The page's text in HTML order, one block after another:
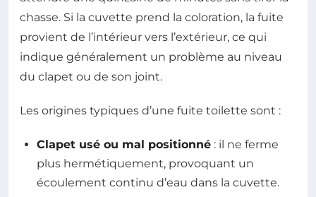
chasse. Si la cuvette prend la coloration, la fuite
provient de l’intérieur vers l’extérieur, ce qui
indique généralement un problème au niveau
du clapet ou de son joint.
Les origines typiques d’une fuite toilette sont :
Clapet usé ou mal positionné : il ne ferme
plus hermétiquement, provoquant un
écoulement continu d’eau dans la cuvette.